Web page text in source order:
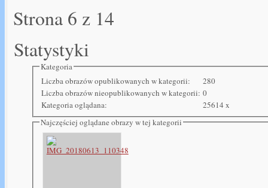
Strona 6 z 14
Statystyki
Kategoria
Liczba obrazów opublikowanych w kategorii:
280
Liczba obrazów nieopublikowanych w kategorii: 0
Kategoria oglądana:
25614 x
Najczęściej oglądane obrazy w tej kategorii